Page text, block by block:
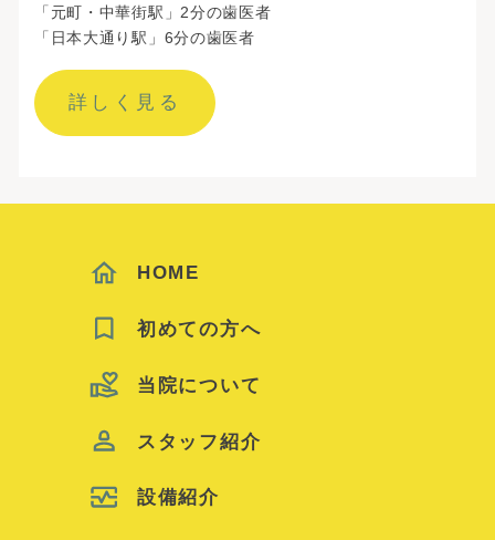
「元町・中華街駅」2分の歯医者
「日本大通り駅」6分の歯医者
詳しく見る
HOME
初めての方へ
当院について
スタッフ紹介
設備紹介